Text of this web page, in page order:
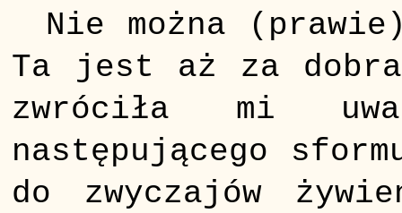
Nie można
Ta jest aż za
zwróciła mi
następującego
do zwyczajów